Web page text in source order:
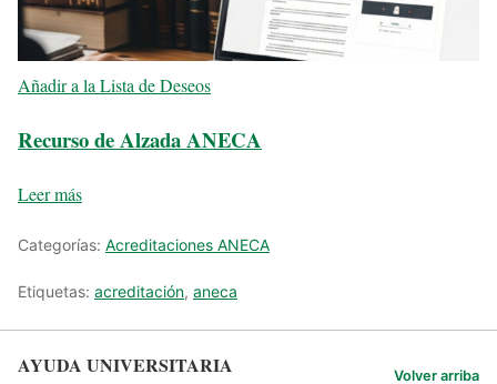
Añadir a la Lista de Deseos
Recurso de Alzada ANECA
Leer más
Categorías: Acreditaciones ANECA
Etiquetas: acreditación, aneca
AYUDA UNIVERSITARIA Volver arriba